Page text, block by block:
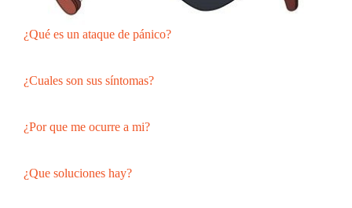
¿Qué es un ataque de pánico?
¿Cuales son sus síntomas?
¿Por que me ocurre a mi?
¿Que soluciones hay?